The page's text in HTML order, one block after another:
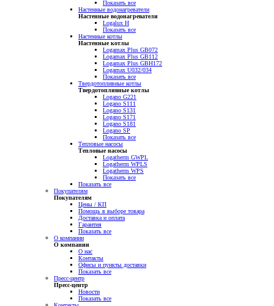
Показать все
Настенные водонагреватели
Настенные водонагреватели
Logalux H
Показать все
Настенные котлы
Настенные котлы
Logamax Plus GB072
Logamax Plus GB112
Logamax Plus GBH172
Logamax U032/034
Показать все
Твердотопливные котлы
Твердотопливные котлы
Logano G221
Logano S111
Logano S131
Logano S171
Logano S181
Logano SP
Показать все
Тепловые насосы
Тепловые насосы
Logatherm GWPL
Logatherm WPLS
Logatherm WPS
Показать все
Показать все
Покупателям
Покупателям
Цены / КП
Помощь в выборе товара
Доставка и оплата
Гарантия
Показать все
О компании
О компании
О нас
Контакты
Офисы и пункты доставки
Показать все
Пресс-центр
Пресс-центр
Новости
Показать все